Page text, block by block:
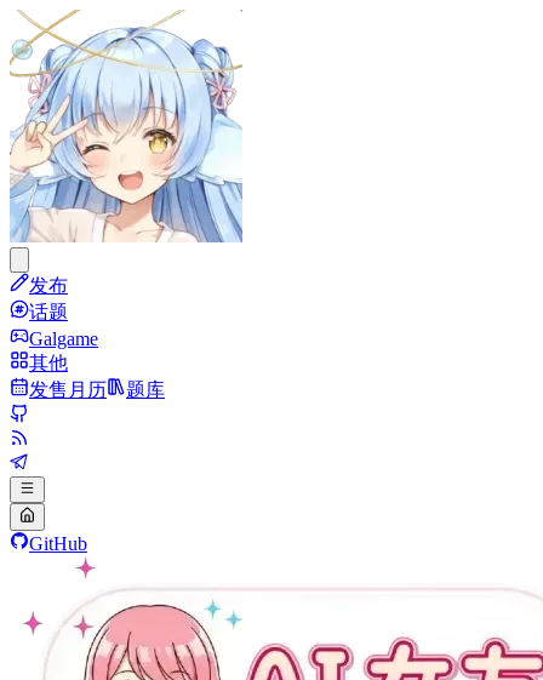
发布
话题
Galgame
其他
发售月历
题库
GitHub